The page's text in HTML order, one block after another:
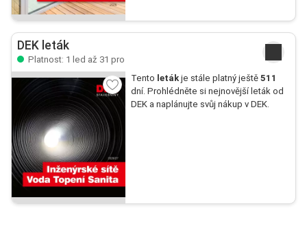
DEK leták
Platnost: 1 led až 31 pro
Tento letákje stále platný ještě 511
dní. Prohlédněte si nejnovější leták od
DEK a naplánujte svůj nákup v DEK.